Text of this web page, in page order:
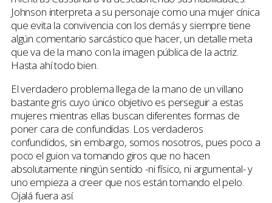
Johnson interpreta a su personaje como una mujer cínica
que evita la convivencia con los demás y siempre tiene
algún comentario sarcástico que hacer, un detalle meta
que va de la mano con la imagen pública de la actriz.
Hasta ahí todo bien.
El verdadero problema llega de la mano de un villano
bastante gris cuyo único objetivo es perseguir a estas
mujeres mientras ellas buscan diferentes formas de
poner cara de confundidas. Los verdaderos
confundidos, sin embargo, somos nosotros, pues poco a
poco el guion va tomando giros que no hacen
absolutamente ningún sentido -ni físico, ni argumental- y
uno empieza a creer que nos están tomando el pelo.
Ojalá fuera así.